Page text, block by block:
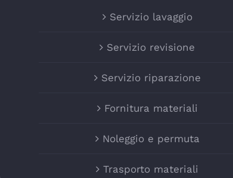
Servizio lavaggio
Servizio revisione
Servizio riparazione
Fornitura materiali
Noleggio e permuta
Trasporto materiali